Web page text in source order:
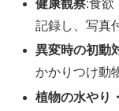
健康観察:食欲
記録し、写真
異変時の初動
かかりつけ動
植物の水やり